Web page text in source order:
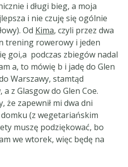
i długi bieg, a moja
i nie czuję się ogólnie
Od Kima, czyli przez dwa
trening rowerowy i jeden
goi,a podczas zbiegów nadal
a, to mówię b i jadę do Glen
Warszawy, stamtąd
z Glasgow do Glen Coe.
że zapewnił mi dwa dni
(z wegetariańskim
muszę podziękować, bo
we wtorek, więc będę na